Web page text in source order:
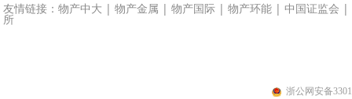
友情链接： 物产中大 | 物产金属 | 物产国际 | 物产环能 | 中国证监会 |
所
浙公网安备